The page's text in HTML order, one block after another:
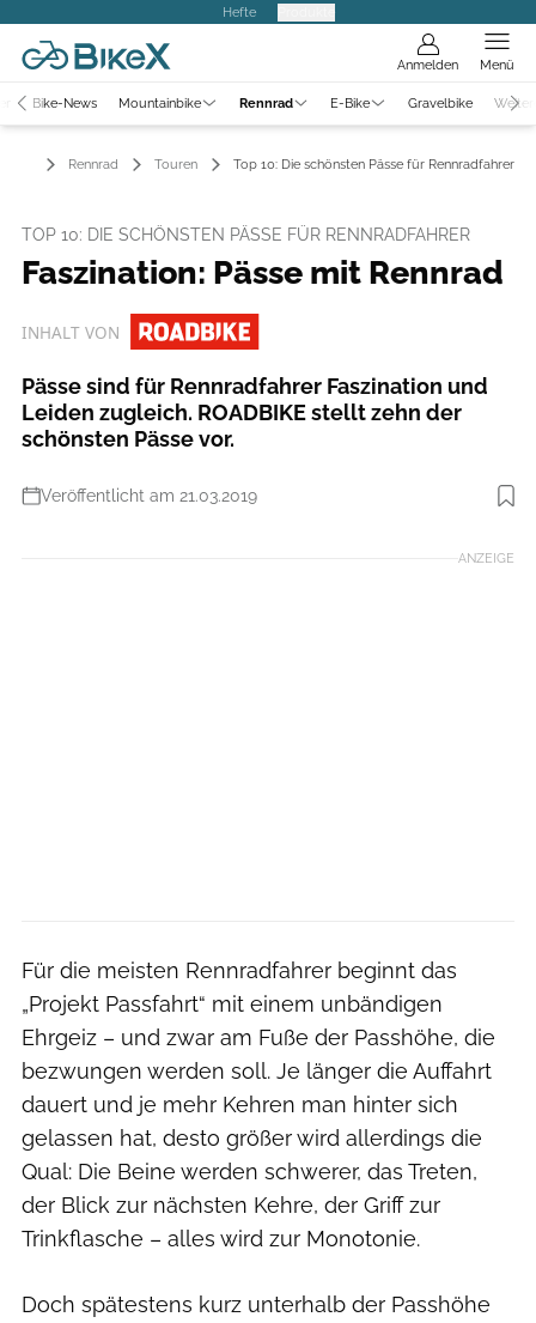
Hefte
Anmelden Menü
Bike-News Mountainbike Rennrad E-Bike Gravelbike
Rennrad Touren Top 10: Die schönsten Pässe für Rennradfahrer
TOP 10: DIE SCHÖNSTEN PÄSSE FÜR RENNRADFAHRER
Faszination: Pässe mit Rennrad
INHALT VON
Pässe sind für Rennradfahrer Faszination und
Leiden zugleich. ROADBIKE stellt zehn der
schönsten Pässe vor.
Veröffentlicht am 21.03.2019
Foto: Björn Hänssler
ANZEIGE
Für die meisten Rennradfahrer beginnt das
„Projekt Passfahrt“ mit einem unbändigen
Ehrgeiz – und zwar am Fuße der Passhöhe, die
bezwungen werden soll. Je länger die Auffahrt
dauert und je mehr Kehren man hinter sich
gelassen hat, desto größer wird allerdings die
Qual: Die Beine werden schwerer, das Treten,
der Blick zur nächsten Kehre, der Griff zur
Trinkflasche – alles wird zur Monotonie.
Doch spätestens kurz unterhalb der Passhöhe